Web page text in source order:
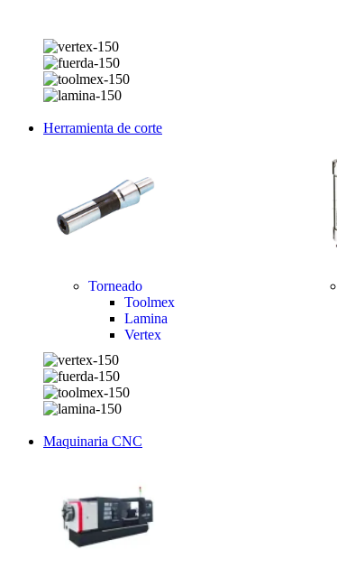
Herramienta de corte
Torneado
Toolmex
Lamina
Vertex
Maquinaria CNC